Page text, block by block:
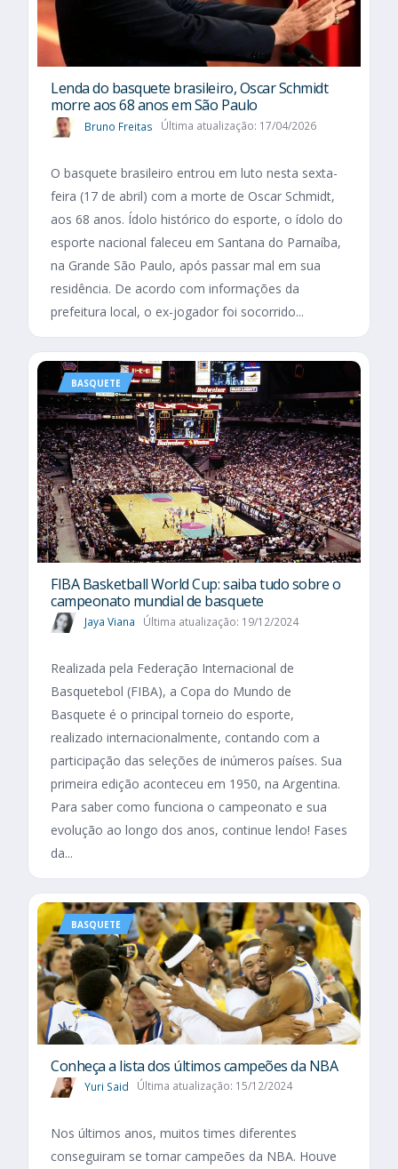
Lenda do basquete brasileiro, Oscar Schmidt
morre aos 68 anos em São Paulo
Bruno Freitas Última atualização: 17/04/2026
O basquete brasileiro entrou em luto nesta sexta-
feira (17 de abril) com a morte de Oscar Schmidt,
aos 68 anos. Ídolo histórico do esporte, o ídolo do
esporte nacional faleceu em Santana do Parnaíba,
na Grande São Paulo, após passar mal em sua
residência. De acordo com informações da
prefeitura local, o ex-jogador foi socorrido...
BASQUETE
FIBA Basketball World Cup: saiba tudo sobre o
campeonato mundial de basquete
Jaya Viana Última atualização: 19/12/2024
Realizada pela Federação Internacional de
Basquetebol (FIBA), a Copa do Mundo de
Basquete é o principal torneio do esporte,
realizado internacionalmente, contando com a
participação das seleções de inúmeros países. Sua
primeira edição aconteceu em 1950, na Argentina.
Para saber como funciona o campeonato e sua
evolução ao longo dos anos, continue lendo! Fases
da...
BASQUETE
Conheça a lista dos últimos campeões da NBA
Yuri Said Última atualização: 15/12/2024
Nos últimos anos, muitos times diferentes
conseguiram se tornar campeões da NBA. Houve